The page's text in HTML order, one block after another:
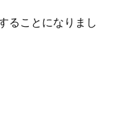
ることになりまし